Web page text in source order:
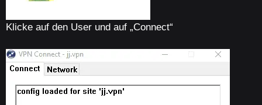
Klicke auf den User und auf „Connect“